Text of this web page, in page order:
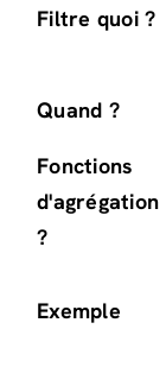
Filtre quoi ?
Quand ?
Fonctions
d'agrégation
?
Exemple